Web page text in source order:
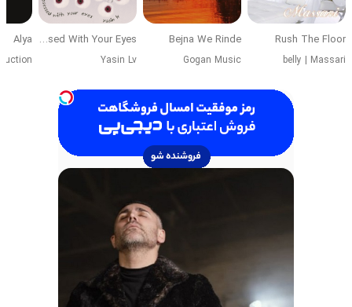
Rush The Floor
belly | Massari
Bejna We Rinde
Gogan Music
Obsessed With Your Eyes
Yasin Lv
Alya